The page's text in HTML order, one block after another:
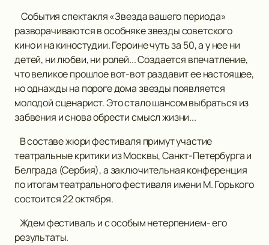
События спектакля «Звезда вашего периода»
разворачиваются в особняке звезды советского
кино и на киностудии. Героине чуть за 50, а у нее ни
детей, ни любви, ни ролей... Создается впечатление,
что великое прошлое вот-вот раздавит ее настоящее,
но однажды на пороге дома звезды появляется
молодой сценарист. Это стало шансом выбраться из
забвения и снова обрести смысл жизни...
В составе жюри фестиваля примут участие
театральные критики из Москвы, Санкт-Петербурга и
Белграда (Сербия), а заключительная конференция
по итогам театрального фестиваля имени М. Горького
состоится 22 октября.
Ждем фестиваль и с особым нетерпением- его
результаты.